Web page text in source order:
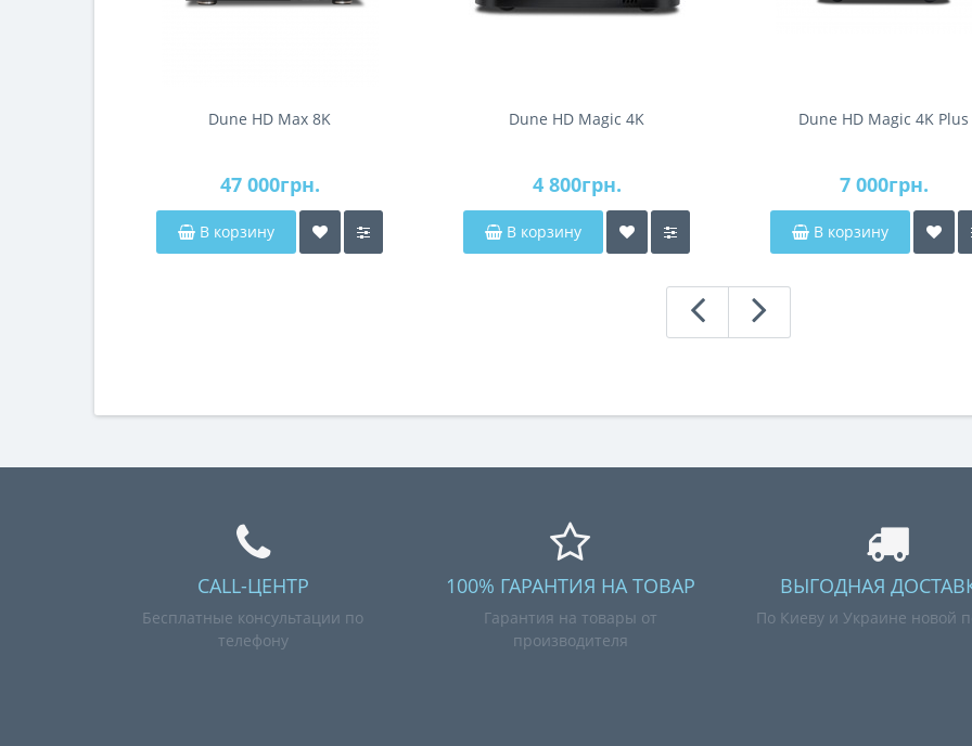
Dune HD Max 8K
47 000грн.
В корзину
Dune HD Magic 4K
4 800грн.
В корзину
Dune HD Magic 4K Plus
7 000грн.
В корзину
CALL-ЦЕНТР
Бесплатные консультации по
телефону
100% ГАРАНТИЯ НА ТОВАР
Гарантия на товары от
производителя
ВЫГОДНАЯ
По Киеву и Украине новой